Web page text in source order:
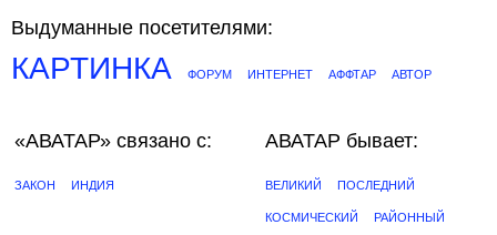
Выдуманные посетителями:
КАРТИНКА ФОРУМ ИНТЕРНЕТ АФФТАР АВТОР
«АВАТАР» связано с:
ЗАКОН ИНДИЯ
АВАТАР бывает:
ВЕЛИКИЙ ПОСЛЕДНИЙ
КОСМИЧЕСКИЙ РАЙОННЫЙ